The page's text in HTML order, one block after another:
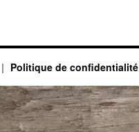
Politique de confidentialité